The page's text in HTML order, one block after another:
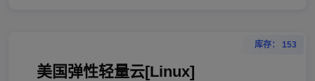
库存： 153
美国弹性轻量云[Linux]